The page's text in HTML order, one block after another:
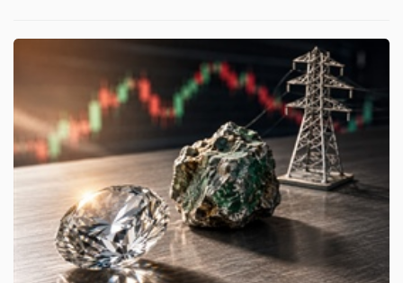
Sách
tài
chính
Công